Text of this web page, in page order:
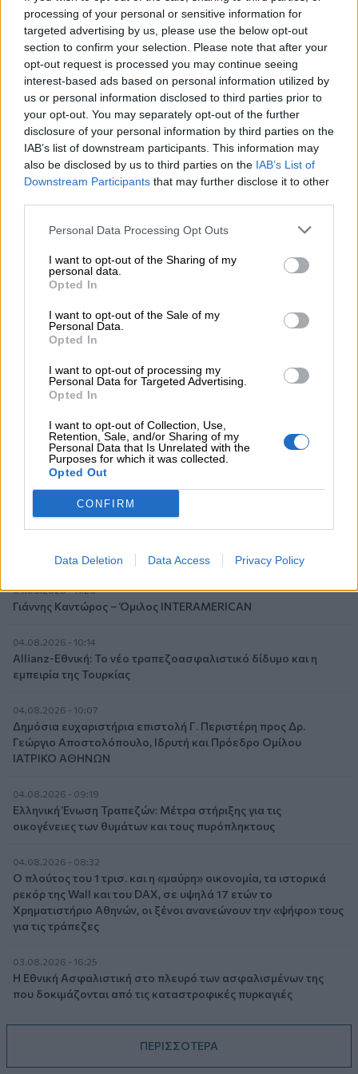
processing of your personal or sensitive information for
targeted advertising by us, please use the below opt-out
section to confirm your selection. Please note that after your
opt-out request is processed you may continue seeing
interest-based ads based on personal information utilized by
us or personal information disclosed to third parties prior to
your opt-out. You may separately opt-out of the further
disclosure of your personal information by third parties on the
IAB’s list of downstream participants. This information may
also be disclosed by us to third parties on the IAB’s List of
Downstream Participants that may further disclose it to other
Personal Data Processing Opt Outs
I want to opt-out of the Sharing of my
personal data.
Opted In
I want to opt-out of the Sale of my
Personal Data.
Opted In
I want to opt-out of processing my
Personal Data for Targeted Advertising.
Opted In
I want to opt-out of Collection, Use,
Retention, Sale, and/or Sharing of my
Personal Data that Is Unrelated with the
Purposes for which it was collected.
Opted Out
CONFIRM
Data Deletion Data Access Privacy Policy
WWF: Περισσότερα από 180.000 στρέμματα καμένων
δασικών εκτάσεων στην Ελλάδα σε λίγες μόλις μέρες
05.08.2026 - 09:45
Η Ελλάδα που αντιστέκεται και επιμένει να μην ασφαλίζεται!
05.08.2026 - 09:20
Καλοκαιρινό ταξίδι: Οι 8 συμβουλές που αξίζει να δώσει κάθε
ασφαλιστής στους πελάτες του
05.08.2026 - 08:51
στις αγορές, οι «κρυμμένες» αξίες της ΓΕΚ ΤΕΡΝΑ
05.08.2026 - 08:37
Ιωάννης Μπολέτης – ΩΝΑΣΕΙΟ
04.08.2026 - 15:33
ERGO Hellas: Μέτρα στήριξης για τους πληγέντες
ασφαλισμένους της από τις πυρκαγιές
04.08.2026 - 12:40
Τράπεζα Κύπρου: Ενισχυμένες κατά 31% οι ασφαλιστικές
υπηρεσίες - Κέρδη €252 εκατ. (+7%) και ROTE 18.8% στο
εξάμηνο
04.08.2026 - 11:49
Σπύρος Γεωργαράς - «ΥΓΕΙΑ» / Ερευνητικό και Θεραπευτικό
Ινστιτούτο ΟΦΘΑΛΜΟΣ
10 βασικές συμβουλές για προστασία μετά από πυρκαγιά
04.08.2026 - 11:26
Γιάννης Καντώρος – Όμιλος INTERAMERICAN
04.08.2026 - 10:14
Allianz-Εθνική: Το νέο τραπεζοασφαλιστικό δίδυμο και η
εμπειρία της Τουρκίας
04.08.2026 - 10:07
Δημόσια ευχαριστήρια επιστολή Γ. Περιστέρη προς Δρ.
Γεώργιο Αποστολόπουλο, Ιδρυτή και Πρόεδρο Ομίλου
ΙΑΤΡΙΚΟ ΑΘΗΝΩΝ
04.08.2026 - 09:19
Ελληνική Ένωση Τραπεζών: Μέτρα στήριξης για τις
οικογένειες των θυμάτων και τους πυρόπληκτους
04.08.2026 - 08:32
Ο πλούτος του 1 τρισ. και η «μαύρη» οικονομία, τα ιστορικά
ρεκόρ της Wall και του DAX, σε υψηλά 17 ετών το
Χρηματιστήριο Αθηνών, οι ξένοι ανανεώνουν την «ψήφο» τους
για τις τράπεζες
03.08.2026 - 16:25
Η Εθνική Ασφαλιστική στο πλευρό των ασφαλισμένων της
που δοκιμάζονται από τις καταστροφικές πυρκαγιές
ΠΕΡΙΣΣΟΤΕΡΑ